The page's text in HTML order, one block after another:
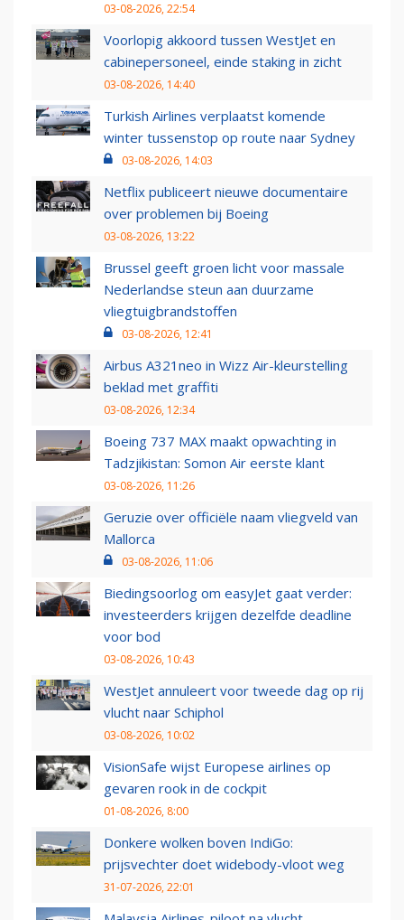
03-08-2026, 22:54
Voorlopig akkoord tussen WestJet en
cabinepersoneel, einde staking in zicht
03-08-2026, 14:40
Turkish Airlines verplaatst komende
winter tussenstop op route naar Sydney
03-08-2026, 14:03
Netflix publiceert nieuwe documentaire
over problemen bij Boeing
03-08-2026, 13:22
Brussel geeft groen licht voor massale
Nederlandse steun aan duurzame
vliegtuigbrandstoffen
03-08-2026, 12:41
Airbus A321neo in Wizz Air-kleurstelling
beklad met graffiti
03-08-2026, 12:34
Boeing 737 MAX maakt opwachting in
Tadzjikistan: Somon Air eerste klant
03-08-2026, 11:26
Geruzie over officiële naam vliegveld van
Mallorca
03-08-2026, 11:06
Biedingsoorlog om easyJet gaat verder:
investeerders krijgen dezelfde deadline
voor bod
03-08-2026, 10:43
WestJet annuleert voor tweede dag op rij
vlucht naar Schiphol
03-08-2026, 10:02
VisionSafe wijst Europese airlines op
gevaren rook in de cockpit
01-08-2026, 8:00
Donkere wolken boven IndiGo:
prijsvechter doet widebody-vloot weg
31-07-2026, 22:01